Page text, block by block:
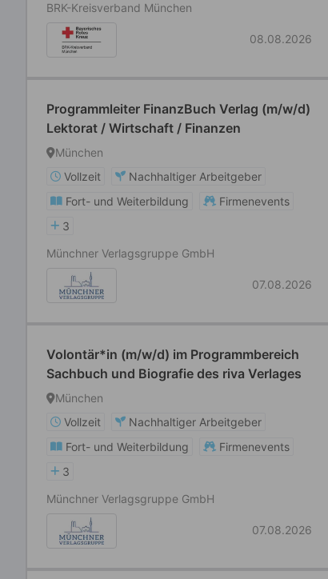
BRK-Kreisverband München
08.08.2026
Programmleiter FinanzBuch Verlag (m/w/d)
Lektorat / Wirtschaft / Finanzen
München
Vollzeit
Nachhaltiger Arbeitgeber
Fort- und Weiterbildung
Firmenevents
3
Münchner Verlagsgruppe GmbH
07.08.2026
Volontär*in (m/w/d) im Programmbereich
Sachbuch und Biografie des riva Verlages
München
Vollzeit
Nachhaltiger Arbeitgeber
Fort- und Weiterbildung
Firmenevents
3
Münchner Verlagsgruppe GmbH
07.08.2026